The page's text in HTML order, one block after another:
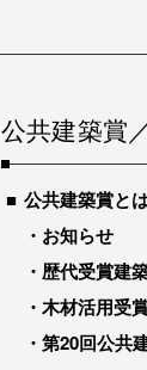
公共建築賞
公共建築賞と
お知らせ
歴代受賞建
木材活用受
第20回公共